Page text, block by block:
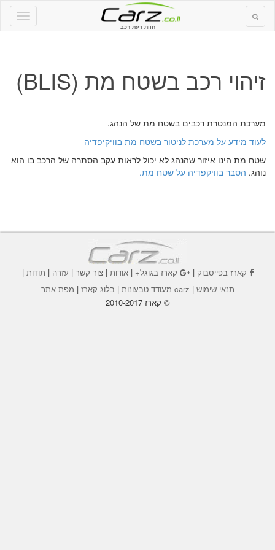
חוות דעת רכב
זיהוי רכב בשטח מת (BLIS)
מערכת המנטרת רכבים בשטח מת של הנהג.
לעוד מידע על מערכת לניטור בשטח מת בוויקיפדיה
שטח מת הינו איזור שהנהג לא יכול לראות עקב הסתרה של הרכב בו הוא
נוהג. הסבר בוויקפדיה על שטח מת.
קארז בפייסבוק| קארז בגוגל+|אודות |צור קשר | עזרה | תודות |
תנאי שימוש | carz מעודד טבעונות | בלוג קארז | מפת אתר
© קארז 2010-2017